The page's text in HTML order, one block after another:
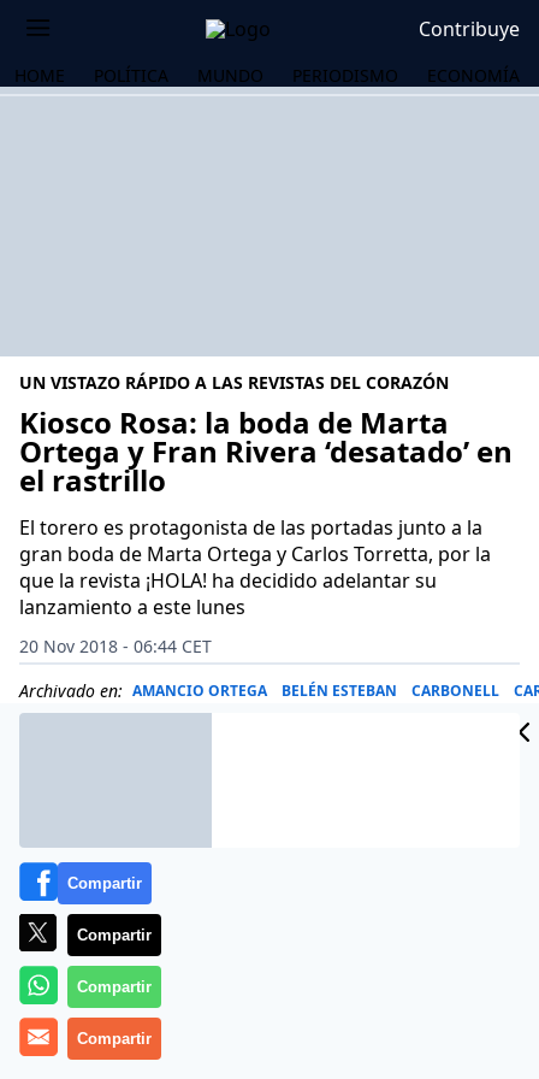
Contribuye
HOME POLÍTICA MUNDO PERIODISMO ECONOMÍA
UN VISTAZO RÁPIDO A LAS REVISTAS DEL CORAZÓN
Kiosco Rosa: la boda de Marta
Ortega y Fran Rivera ‘desatado’ en
el rastrillo
El torero es protagonista de las portadas junto a la
gran boda de Marta Ortega y Carlos Torretta, por la
que la revista ¡HOLA! ha decidido adelantar su
lanzamiento a este lunes
20 Nov 2018 - 06:44 CET
Archivado en: AMANCIO ORTEGA BELÉN ESTEBAN CARBONELL
Compartir
Compartir
Compartir
Compartir